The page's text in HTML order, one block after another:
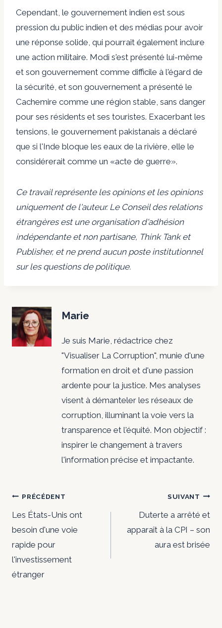
Cependant, le gouvernement indien est sous
pression du public indien et des médias pour avoir
une réponse solide, qui pourrait également inclure
une action militaire. Modi s'est présenté lui-même
et son gouvernement comme difficile à l'égard de
la sécurité, et son gouvernement a présenté le
Cachemire comme une région stable, sans danger
pour ses résidents et ses touristes. Exacerbant les
tensions, le gouvernement pakistanais a déclaré
que si l'Inde bloque les eaux de la rivière, elle le
considérerait comme un «acte de guerre».
Ce travail représente les opinions et les opinions
uniquement de l'auteur. Le Conseil des relations
étrangères est une organisation d'adhésion
indépendante et non partisane, Think Tank et
Publisher, et ne prend aucun poste institutionnel
sur les questions de politique.
Marie
Je suis Marie, rédactrice chez
"Visualiser La Corruption", munie d'une
formation en droit et d'une passion
ardente pour la justice. Mes analyses
visent à démanteler les réseaux de
corruption, illuminant la voie vers la
transparence et l'équité. Mon objectif :
inspirer le changement à travers
l'information précise et impactante.
Navigation
de
l’article
PRÉCÉDENT
Les États-Unis ont
besoin d'une voie
rapide pour
l'investissement
étranger
SUIVANT
Duterte a arrêté et
apparaît à la CPI – son
aura est brisée